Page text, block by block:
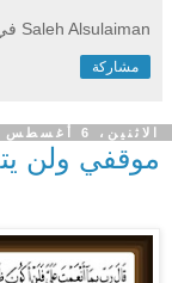
Saleh Alsulaiman
مشاركة
الاثنين، 6 أغسطس 2012
موقفي ولن